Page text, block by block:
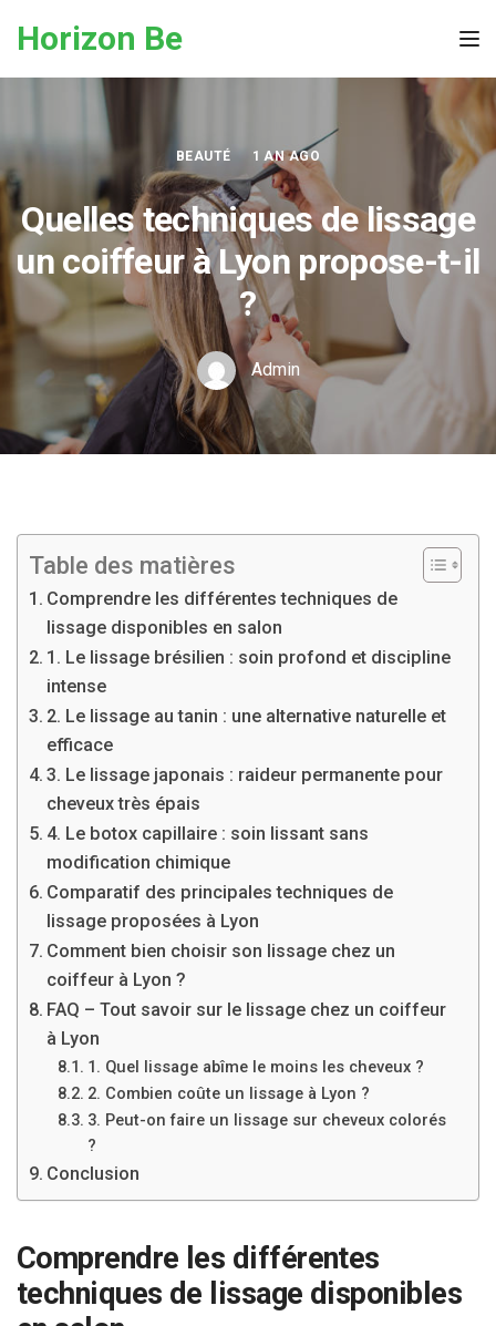
Horizon Be
BEAUTÉ 1 AN AGO
Quelles techniques de lissage
un coiffeur à Lyon propose-t-il
?
Admin
Table des matières
Comprendre les différentes techniques de
lissage disponibles en salon
1. Le lissage brésilien : soin profond et discipline
intense
2. Le lissage au tanin : une alternative naturelle et
efficace
3. Le lissage japonais : raideur permanente pour
cheveux très épais
4. Le botox capillaire : soin lissant sans
modification chimique
Comparatif des principales techniques de
lissage proposées à Lyon
Comment bien choisir son lissage chez un
coiffeur à Lyon ?
FAQ – Tout savoir sur le lissage chez un coiffeur
à Lyon
1. Quel lissage abîme le moins les cheveux ?
2. Combien coûte un lissage à Lyon ?
3. Peut-on faire un lissage sur cheveux colorés
?
Conclusion
Comprendre les différentes
techniques de lissage disponibles